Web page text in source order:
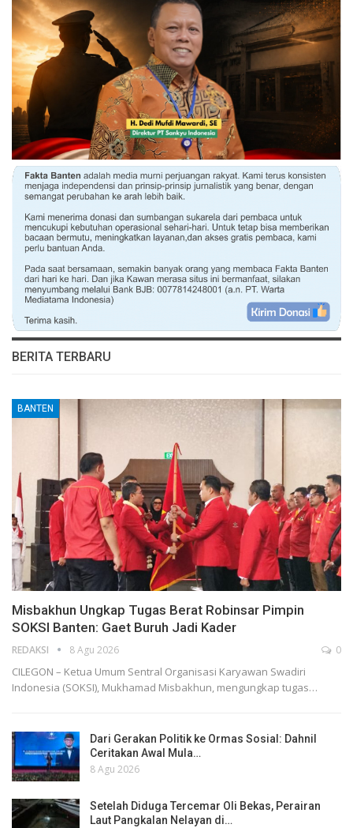
BERITA TERBARU
BANTEN
Misbakhun Ungkap Tugas Berat Robinsar Pimpin
SOKSI Banten: Gaet Buruh Jadi Kader
REDAKSI 8 Agu 2026 0
CILEGON – Ketua Umum Sentral Organisasi Karyawan Swadiri
Indonesia (SOKSI), Mukhamad Misbakhun, mengungkap tugas…
Dari Gerakan Politik ke Ormas Sosial: Dahnil
Ceritakan Awal Mula…
8 Agu 2026
Setelah Diduga Tercemar Oli Bekas, Perairan
Laut Pangkalan Nelayan di…